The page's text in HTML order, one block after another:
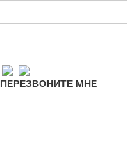
ПЕРЕЗВОНИТЕ МНЕ